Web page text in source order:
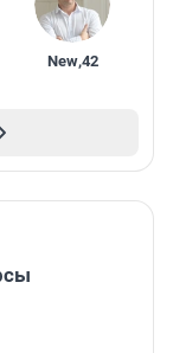
New,42